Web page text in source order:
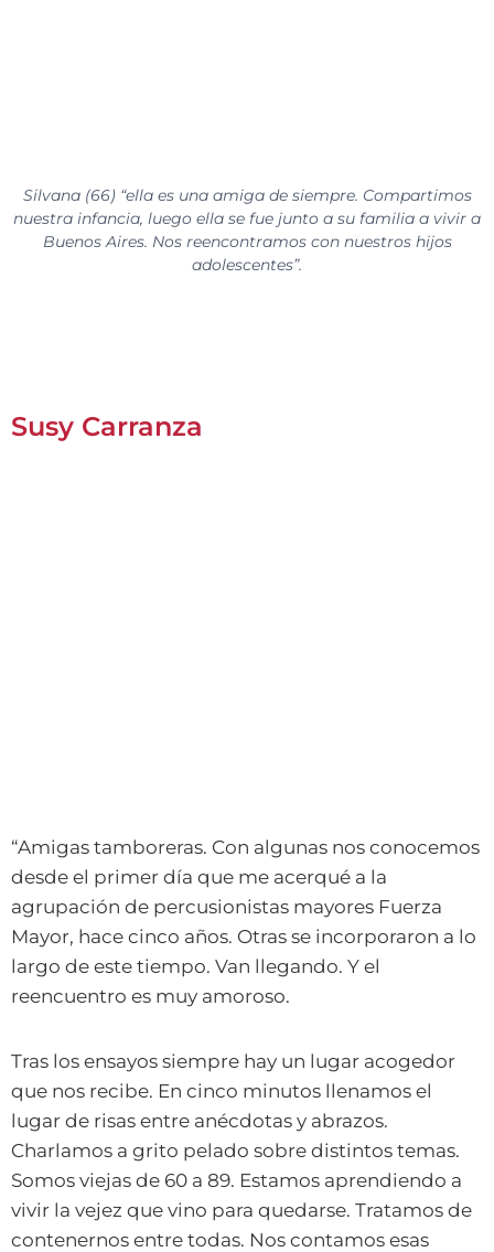
Silvana (66) “ella es una amiga de siempre. Compartimos
nuestra infancia, luego ella se fue junto a su familia a vivir a
Buenos Aires. Nos reencontramos con nuestros hijos
adolescentes”.
Susy Carranza
“Amigas tamboreras. Con algunas nos conocemos
desde el primer día que me acerqué a la
agrupación de percusionistas mayores Fuerza
Mayor, hace cinco años. Otras se incorporaron a lo
largo de este tiempo. Van llegando. Y el
reencuentro es muy amoroso.
Tras los ensayos siempre hay un lugar acogedor
que nos recibe. En cinco minutos llenamos el
lugar de risas entre anécdotas y abrazos.
Charlamos a grito pelado sobre distintos temas.
Somos viejas de 60 a 89. Estamos aprendiendo a
vivir la vejez que vino para quedarse. Tratamos de
contenernos entre todas. Nos contamos esas